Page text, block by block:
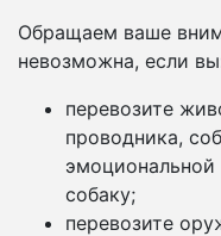
Обращаем ваше
невозможна, если
перевозите
проводника,
собаку;
перевозите